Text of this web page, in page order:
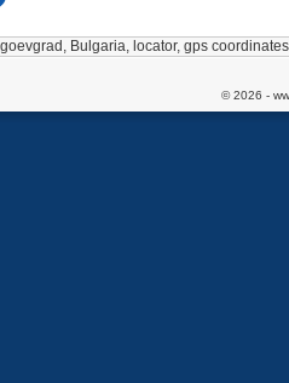
Bulgaria, locator, gps
© 2026 -